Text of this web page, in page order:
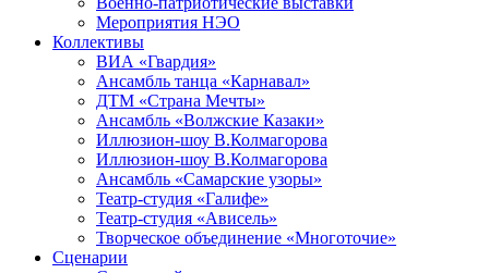
Мероприятия НЭО
Коллективы
ВИА «Гвардия»
Ансамбль танца «Карнавал»
ДТМ «Страна Мечты»
Ансамбль «Волжские Казаки»
Иллюзион-шоу В.Колмагорова
Иллюзион-шоу В.Колмагорова
Ансамбль «Самарские узоры»
Театр-студия «Галифе»
Театр-студия «Ависель»
Творческое объединение «Многоточие»
Сценарии